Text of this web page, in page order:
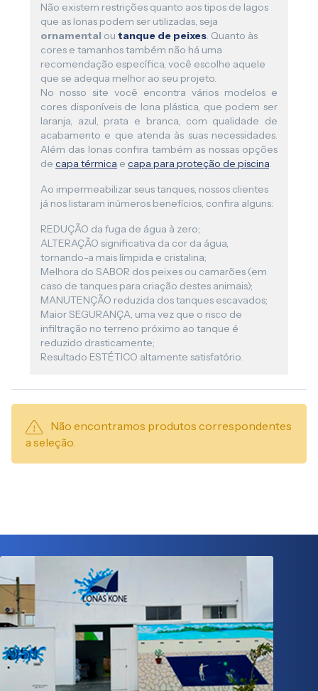
Não existem restrições quanto aos tipos de lagos
que as lonas podem ser utilizadas, seja
ornamental ou tanque de peixes. Quanto às
cores e tamanhos também não há uma
recomendação específica, você escolhe aquele
que se adequa melhor ao seu projeto.
No nosso site você encontra vários modelos e
cores disponíveis de lona plástica, que podem ser
laranja, azul, prata e branca, com qualidade de
acabamento e que atenda às suas necessidades.
Além das lonas confira também as nossas opções
de capa térmica e capa para proteção de piscina.
Ao impermeabilizar seus tanques, nossos clientes
já nos listaram inúmeros benefícios, confira alguns:
REDUÇÃO da fuga de água à zero;
ALTERAÇÃO significativa da cor da água,
tornando-a mais límpida e cristalina;
Melhora do SABOR dos peixes ou camarões (em
caso de tanques para criação destes animais);
MANUTENÇÃO reduzida dos tanques escavados;
Maior SEGURANÇA, uma vez que o risco de
infiltração no terreno próximo ao tanque é
reduzido drasticamente;
Resultado ESTÉTICO altamente satisfatório.
Não encontramos produtos correspondentes
a seleção.